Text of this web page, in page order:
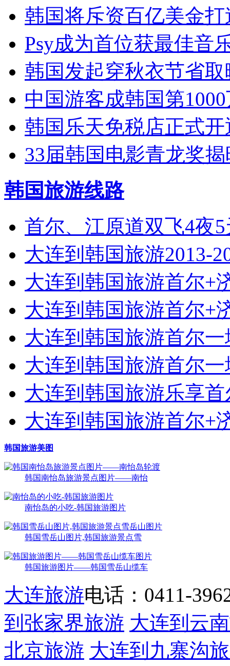
韩国将斥资百亿美金打
Psy成为首位获最佳音
韩国发起穿秋衣节省
中国游客成韩国第
韩国乐天免税店正式
33届韩国电影青龙奖揭
韩国旅游线路
首尔、江原道双飞4夜
大连到韩国旅游2013-
大连到韩国旅游首尔+
大连到韩国旅游首尔+
大连到韩国旅游首尔一
大连到韩国旅游首尔一
大连到韩国旅游乐享首
大连到韩国旅游首尔+
韩国旅游美图
韩国南怡岛旅游景点图片——南怡
南怡岛的小吃-韩国旅游图片
韩国雪岳山图片,韩国旅游景点雪
韩国旅游图片——韩国雪岳山缆车
大连旅游电话：0411-
到张家界旅游 大连到云
北京旅游 大连到九寨沟